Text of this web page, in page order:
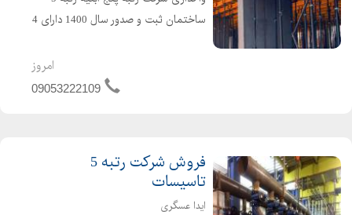
ساختمان ثبت و صدور سال 1400 دارای 4
مهندس بدون کارکرد قیمت مناسب برای
کسب اطلاعات بیشتر تماس بگیرید
امروز
09053222109
فروش شرکت رتبه 5
تاسیسات
ایدا عسگری